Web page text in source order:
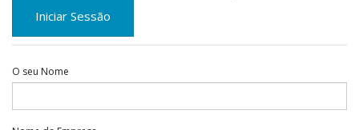
Iniciar Sessão
O seu Nome